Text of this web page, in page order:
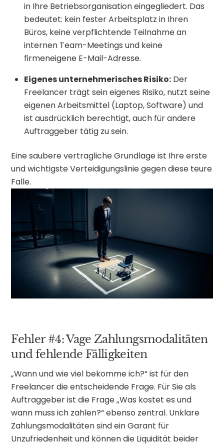
in Ihre Betriebsorganisation eingegliedert. Das
bedeutet: kein fester Arbeitsplatz in Ihren
Büros, keine verpflichtende Teilnahme an
internen Team-Meetings und keine
firmeneigene E-Mail-Adresse.
Eigenes unternehmerisches Risiko: Der
Freelancer trägt sein eigenes Risiko, nutzt seine
eigenen Arbeitsmittel (Laptop, Software) und
ist ausdrücklich berechtigt, auch für andere
Auftraggeber tätig zu sein.
Eine saubere vertragliche Grundlage ist Ihre erste
und wichtigste Verteidigungslinie gegen diese teure
Falle.
Fehler #4: Vage Zahlungsmodalitäten
und fehlende Fälligkeiten
„Wann und wie viel bekomme ich?“ ist für den
Freelancer die entscheidende Frage. Für Sie als
Auftraggeber ist die Frage „Was kostet es und
wann muss ich zahlen?“ ebenso zentral. Unklare
Zahlungsmodalitäten sind ein Garant für
Unzufriedenheit und können die Liquidität beider